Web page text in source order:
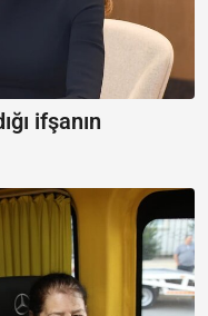
ifşanın